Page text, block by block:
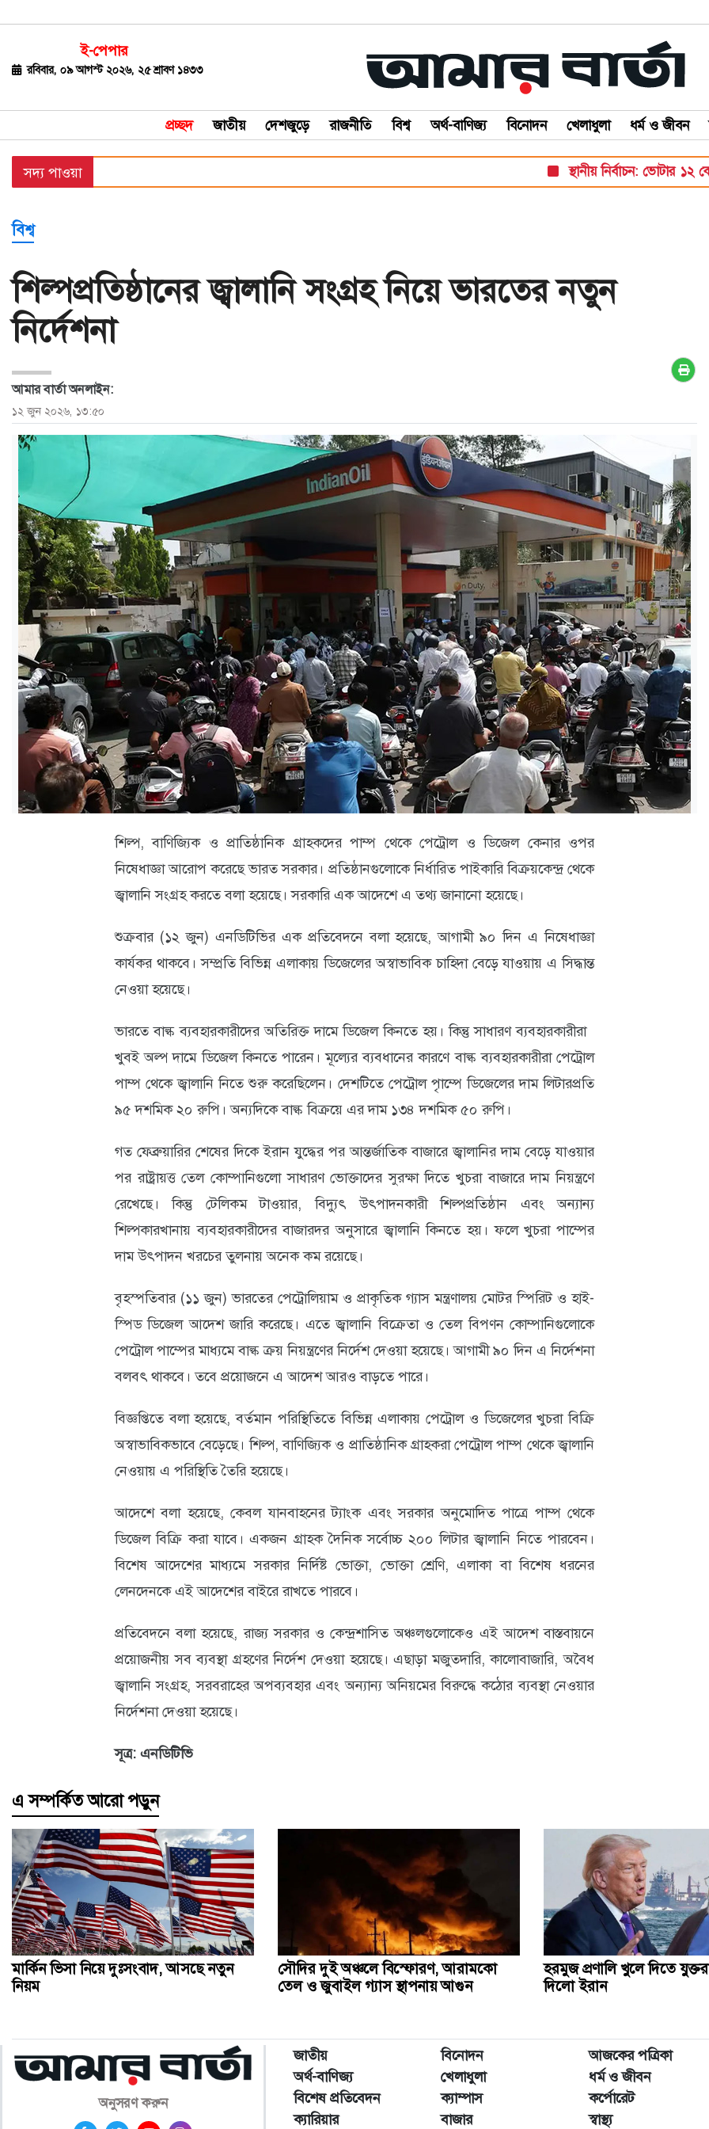
ই-পেপার
রবিবার, ০৯ আগস্ট ২০২৬, ২৫ শ্রাবণ ১৪৩৩
প্রচ্ছদ জাতীয় দেশজুড়ে রাজনীতি বিশ্ব অর্থ-বাণিজ্য বিনোদন খেলাধুলা ধর্ম ও জীবন
জাতীয়
রাজনীতি
বিশ্ব
বাণিজ্য
বিনোদন
খেলাধুলা
ধর্ম
ও
জীবন
মতামত
রাজধানী
আইন-
আদালত
ক্যাম্পাস
আজকের
পত্রিকা
ক্যারিয়ার
তথ্যপ্রযুক্তি
লাইফস্টাইল
সদ্য পাওয়া স্থানীয় নির্বাচন: ভোটার ১২
বিশ্ব
শিল্পপ্রতিষ্ঠানের জ্বালানি সংগ্রহ নিয়ে ভারতের নতুন
নির্দেশনা
আমার বার্তা অনলাইন:
১২ জুন ২০২৬, ১৩:৫০
শিল্প, বাণিজ্যিক ও প্রাতিষ্ঠানিক গ্রাহকদের পাম্প থেকে পেট্রোল ও ডিজেল কেনার ওপর
নিষেধাজ্ঞা আরোপ করেছে ভারত সরকার। প্রতিষ্ঠানগুলোকে নির্ধারিত পাইকারি বিক্রয়কেন্দ্র থেকে
জ্বালানি সংগ্রহ করতে বলা হয়েছে। সরকারি এক আদেশে এ তথ্য জানানো হয়েছে।
শুক্রবার (১২ জুন) এনডিটিভির এক প্রতিবেদনে বলা হয়েছে, আগামী ৯০ দিন এ নিষেধাজ্ঞা
কার্যকর থাকবে। সম্প্রতি বিভিন্ন এলাকায় ডিজেলের অস্বাভাবিক চাহিদা বেড়ে যাওয়ায় এ সিদ্ধান্ত
নেওয়া হয়েছে।
ভারতে বাল্ক ব্যবহারকারীদের অতিরিক্ত দামে ডিজেল কিনতে হয়। কিন্তু সাধারণ ব্যবহারকারীরা
খুবই অল্প দামে ডিজেল কিনতে পারেন। মূল্যের ব্যবধানের কারণে বাল্ক ব্যবহারকারীরা পেট্রোল
পাম্প থেকে জ্বালানি নিতে শুরু করেছিলেন। দেশটিতে পেট্রোল পাৃম্পে ডিজেলের দাম লিটারপ্রতি
৯৫ দশমিক ২০ রুপি। অন্যদিকে বাল্ক বিক্রয়ে এর দাম ১৩৪ দশমিক ৫০ রুপি।
গত ফেব্রুয়ারির শেষের দিকে ইরান যুদ্ধের পর আন্তর্জাতিক বাজারে জ্বালানির দাম বেড়ে যাওয়ার
পর রাষ্ট্রায়ত্ত তেল কোম্পানিগুলো সাধারণ ভোক্তাদের সুরক্ষা দিতে খুচরা বাজারে দাম নিয়ন্ত্রণে
রেখেছে। কিন্তু টেলিকম টাওয়ার, বিদ্যুৎ উৎপাদনকারী শিল্পপ্রতিষ্ঠান এবং অন্যান্য
শিল্পকারখানায় ব্যবহারকারীদের বাজারদর অনুসারে জ্বালানি কিনতে হয়। ফলে খুচরা পাম্পের
দাম উৎপাদন খরচের তুলনায় অনেক কম রয়েছে।
বৃহস্পতিবার (১১ জুন) ভারতের পেট্রোলিয়াম ও প্রাকৃতিক গ্যাস মন্ত্রণালয় মোটর স্পিরিট ও হাই-
স্পিড ডিজেল আদেশ জারি করেছে। এতে জ্বালানি বিক্রেতা ও তেল বিপণন কোম্পানিগুলোকে
পেট্রোল পাম্পের মাধ্যমে বাল্ক ক্রয় নিয়ন্ত্রণের নির্দেশ দেওয়া হয়েছে। আগামী ৯০ দিন এ নির্দেশনা
বলবৎ থাকবে। তবে প্রয়োজনে এ আদেশ আরও বাড়তে পারে।
বিজ্ঞপ্তিতে বলা হয়েছে, বর্তমান পরিস্থিতিতে বিভিন্ন এলাকায় পেট্রোল ও ডিজেলের খুচরা বিক্রি
অস্বাভাবিকভাবে বেড়েছে। শিল্প, বাণিজ্যিক ও প্রাতিষ্ঠানিক গ্রাহকরা পেট্রোল পাম্প থেকে জ্বালানি
নেওয়ায় এ পরিস্থিতি তৈরি হয়েছে।
আদেশে বলা হয়েছে, কেবল যানবাহনের ট্যাংক এবং সরকার অনুমোদিত পাত্রে পাম্প থেকে
ডিজেল বিক্রি করা যাবে। একজন গ্রাহক দৈনিক সর্বোচ্চ ২০০ লিটার জ্বালানি নিতে পারবেন।
বিশেষ আদেশের মাধ্যমে সরকার নির্দিষ্ট ভোক্তা, ভোক্তা শ্রেণি, এলাকা বা বিশেষ ধরনের
লেনদেনকে এই আদেশের বাইরে রাখতে পারবে।
প্রতিবেদনে বলা হয়েছে, রাজ্য সরকার ও কেন্দ্রশাসিত অঞ্চলগুলোকেও এই আদেশ বাস্তবায়নে
প্রয়োজনীয় সব ব্যবস্থা গ্রহণের নির্দেশ দেওয়া হয়েছে। এছাড়া মজুতদারি, কালোবাজারি, অবৈধ
জ্বালানি সংগ্রহ, সরবরাহের অপব্যবহার এবং অন্যান্য অনিয়মের বিরুদ্ধে কঠোর ব্যবস্থা নেওয়ার
নির্দেশনা দেওয়া হয়েছে।
সূত্র: এনডিটিভি
এ সম্পর্কিত আরো পড়ুন
মার্কিন ভিসা নিয়ে দুঃসংবাদ, আসছে নতুন
নিয়ম
সৌদির দুই অঞ্চলে বিস্ফোরণ, আরামকো
তেল ও জুবাইল গ্যাস স্থাপনায় আগুন
হরমুজ প্রণালি খুলে দিতে
দিলো ইরান
অনুসরণ করুন
জাতীয় বিনোদন আজকের পত্রিকা
অর্থ-বাণিজ্য
খেলাধুলা ধর্ম ও জীবন
বিশেষ প্রতিবেদন
ক্যাম্পাস কর্পোরেট
ক্যারিয়ার
বাজার স্বাস্থ্য